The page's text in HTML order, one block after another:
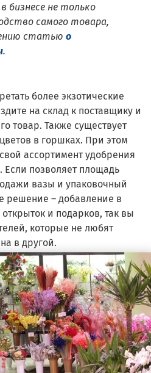
бизнесе не только
самого товара,
статью о
.
более экзотические
на склад к поставщику и
товар. Также существует
в горшках. При этом
ассортимент удобрения
позволяет площадь
вазы и упаковочный
решение – добавление в
и подарков, так вы
которые не любят
в другой.